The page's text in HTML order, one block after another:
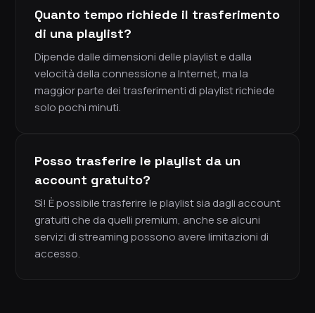
Quanto tempo richiede il trasferimento
di una playlist?
Dipende dalle dimensioni delle playlist e dalla
velocità della connessione a Internet, ma la
maggior parte dei trasferimenti di playlist richiede
solo pochi minuti.
Posso trasferire le playlist da un
account gratuito?
Sì! È possibile trasferire le playlist sia dagli account
gratuiti che da quelli premium, anche se alcuni
servizi di streaming possono avere limitazioni di
accesso.